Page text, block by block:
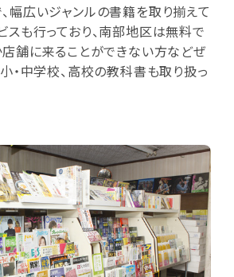
幅広いジャンルの書籍を取り揃えて
スも行っており、南部地区は無料で
舗に来ることができない方などぜ
・中学校、高校の教科書も取り扱っ